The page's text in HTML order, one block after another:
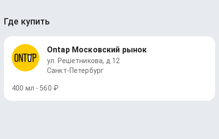
Где купить
Ontap Московский рынок
ул. Решетникова, д.12
Санкт-Петербург
400 мл - 560 ₽